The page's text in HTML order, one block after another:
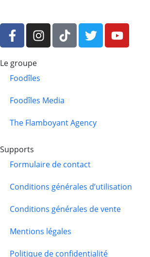
Le groupe
Foodîles
Foodîles Media
The Flamboyant Agency
Supports
Formulaire de contact
Conditions générales d’utilisation
Conditions générales de vente
Mentions légales
Politique de confidentialité